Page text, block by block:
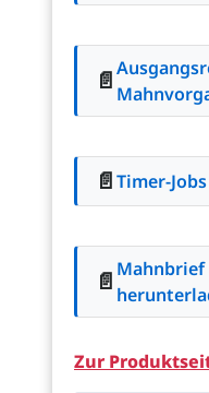
📄
📄Timer-
📄 Mahnbrief
Zur